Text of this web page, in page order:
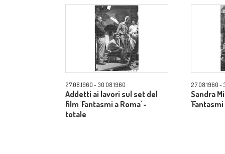
27.08.1960 - 30.08.1960
Addetti ai lavori sul set del
film 'Fantasmi a Roma' -
totale
27.08.1960 -
Sandra